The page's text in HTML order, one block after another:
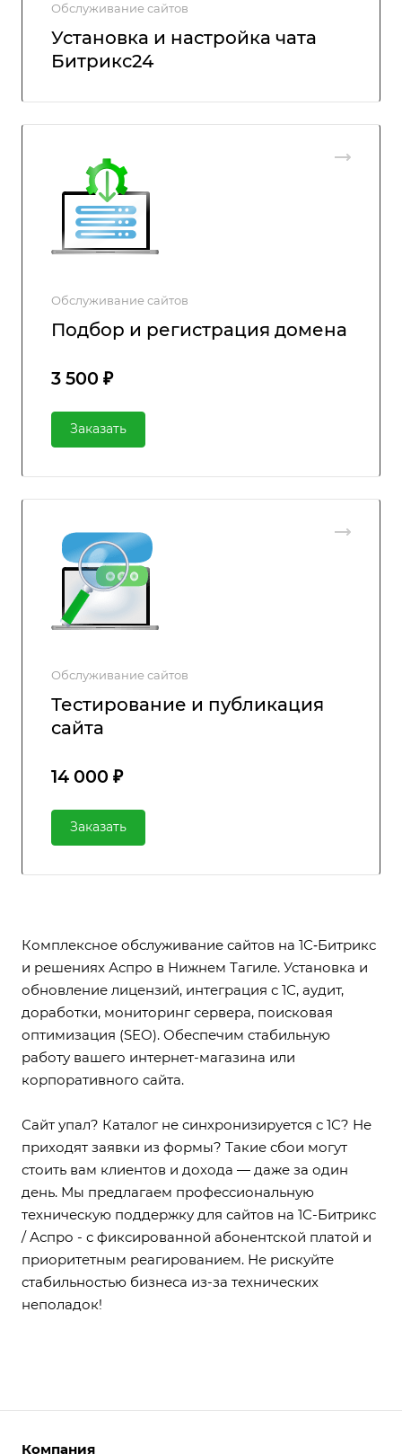
Обслуживание сайтов
Установка и настройка чата
Битрикс24
Обслуживание сайтов
Подбор и регистрация домена
3 500 ₽
Заказать
Обслуживание сайтов
Тестирование и публикация
сайта
14 000 ₽
Заказать
Комплексное обслуживание сайтов на 1С‑Битрикс
и решениях Аспро в Нижнем Тагиле. Установка и
обновление лицензий, интеграция с 1С, аудит,
доработки, мониторинг сервера, поисковая
оптимизация (SEO). Обеспечим стабильную
работу вашего интернет-магазина или
корпоративного сайта.
Сайт упал? Каталог не синхронизируется с 1С? Не
приходят заявки из формы? Такие сбои могут
стоить вам клиентов и дохода — даже за один
день. Мы предлагаем профессиональную
техническую поддержку для сайтов на 1С-Битрикс
/ Аспро - с фиксированной абонентской платой и
приоритетным реагированием. Не рискуйте
стабильностью бизнеса из-за технических
неполадок!
Компания